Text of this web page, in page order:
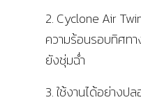
2. Cyclone Air
ความร้อนรอบทิศท
ยังชุ่มฉ่ำ
3. ใช้งานได้อย่าง